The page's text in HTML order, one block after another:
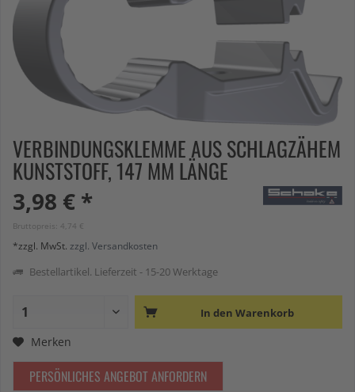
VERBINDUNGSKLEMME AUS SCHLAGZÄHEM
KUNSTSTOFF, 147 MM LÄNGE
3,98 € *
Bruttopreis: 4,74 €
*zzgl. MwSt. zzgl. Versandkosten
Bestellartikel. Lieferzeit - 15-20 Werktage
In den Warenkorb
Merken
PERSÖNLICHES ANGEBOT ANFORDERN